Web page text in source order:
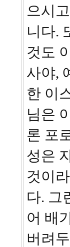
으시
니다.
것도
사야,
한 이
님은
론 포
성은
것이
다. 그
어 배
버려